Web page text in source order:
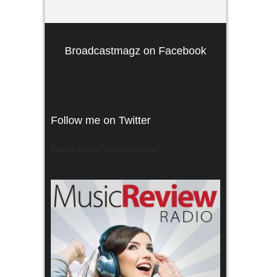
Broadcastmagz on Facebook
Follow me on Twitter